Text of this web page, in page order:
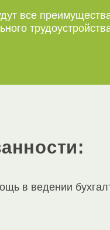
все
в ведении